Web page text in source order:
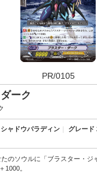
PR/0105
ーク
シャドウパラディン ｜ グレード
たのソウルに「ブラスター・ジ
1000。